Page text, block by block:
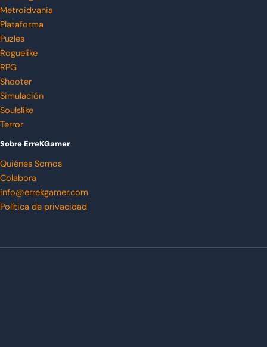
Metroidvania
Plataforma
Puzles
Roguelike
RPG
Shooter
Simulación
Soulslike
Terror
Sobre ErreKGamer
Quiénes Somos
Colabora
info@errekgamer.com
Política de privacidad